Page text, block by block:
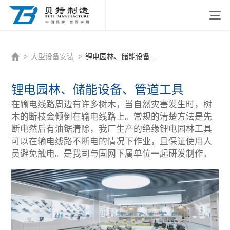
http://www.beitezhizao.com/index.php
> 大型设备安装 >
锂电园林、储能设备、管道工具
在输电线路周边有许多树木，当自然灾害发生时，树
木的断枝会倾倒在输电线路上。常规的清楚方法是先
断电然后有油锯清除，我厂生产的绝缘锂电园林工具
可以在输电线路不断电的情况下作业，且保证使用人
员避免触电。是我司与国网下属单位一起研发制作。